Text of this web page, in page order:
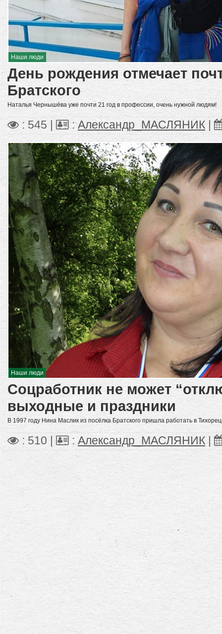
Наши люди
День рождения отмечает
Братского
Наталья Чернышёва уже почти 21 год в профессии, очень нужной людям!
: 545 | : Александр_МАСЛЯНИК
Наши люди
Соцработник не может
выходные и праздники
В 1997 году Нина Маслик из посёлка Братского пришла работать в
: 510 | : Александр_МАСЛЯНИК|